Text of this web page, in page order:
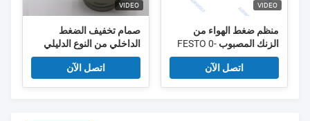
VIDEO
منظم ضغط الهواء من
الزنك المصبوب FESTO 0-
1.6 ميجا باسكال
اتصل الآن
VIDEO
صمام تخفيف الضغط
الداخلي من النوع الدليلي
الفائض من النوع AR925-
اتصل الآن